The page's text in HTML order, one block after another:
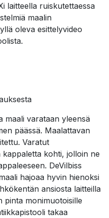
laitteella ruiskutettaessa
maalin
oleva esittelyvideo
maali varataan yleensä
päässä. Maalattavan
Varatut
kohti, jolloin ne
DeVilbiss
hajoaa hyvin hienoksi
ansiosta laitteilla
pinta monimuotoisille
takaa